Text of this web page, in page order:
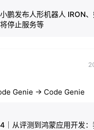
鹏发布人形机器人 IRON
停止服务等
Genie -> Code Genie
｜从评测到鸿蒙应用开发